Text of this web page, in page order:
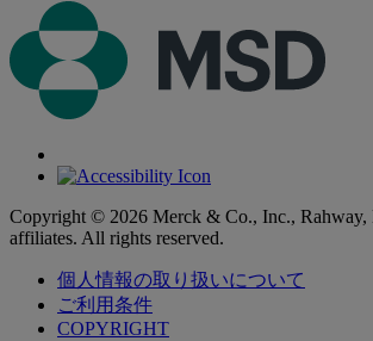
Copyright © 2026 Merck & Co., Inc., Rahway,
affiliates. All rights reserved.
個人情報の取り扱いについて
ご利用条件
COPYRIGHT